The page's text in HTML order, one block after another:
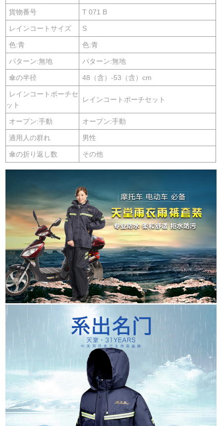
貨物番号 T 071 B
レインコートサイズ S
色:青 色:青
パターン:無地 パターン:無地
傘の半径 48（含）-53（含）cm
レインコートポーチセ
ット
レインコートポーチセット
オープン:手動 オープン:手動
適用人の群れ 男性
傘の折り返し数 その他